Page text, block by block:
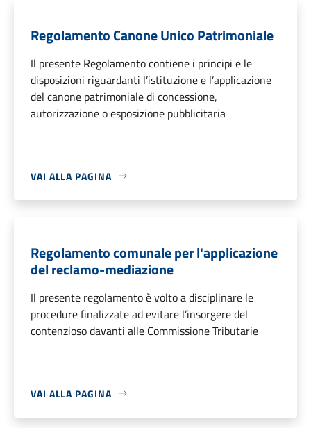
Regolamento Canone Unico Patrimoniale
Il presente Regolamento contiene i principi e le
disposizioni riguardanti l’istituzione e l’applicazione
del canone patrimoniale di concessione,
autorizzazione o esposizione pubblicitaria
VAI ALLA PAGINA
Regolamento comunale per l'applicazione
del reclamo-mediazione
Il presente regolamento è volto a disciplinare le
procedure finalizzate ad evitare l’insorgere del
contenzioso davanti alle Commissione Tributarie
VAI ALLA PAGINA